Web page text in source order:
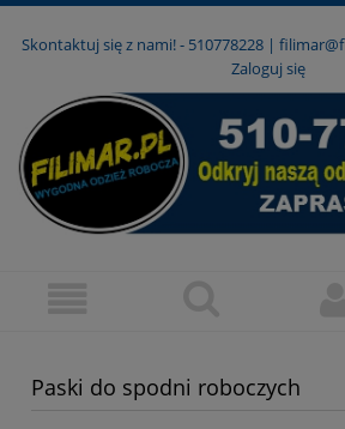
Skontaktuj się z nami! - 510778228 |
Zaloguj się
Paski do spodni roboczych